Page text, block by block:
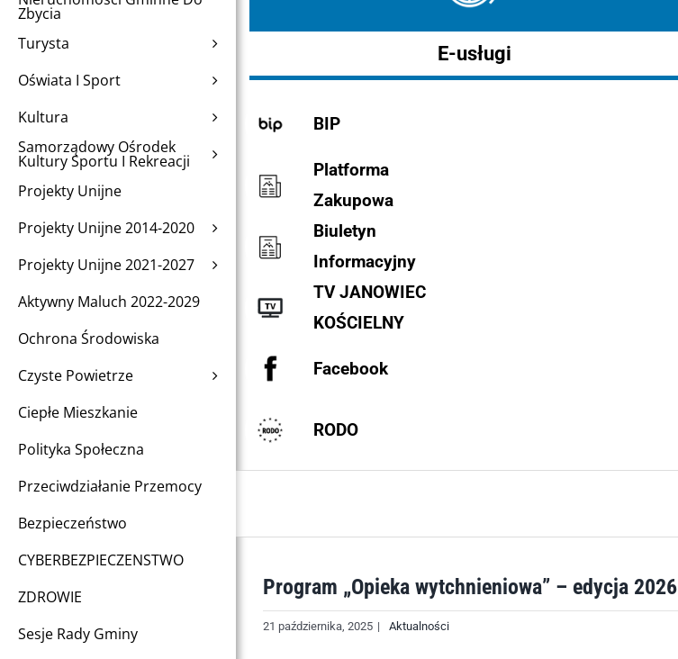
Zbycia
Turysta
Oświata I Sport
Kultura
Samorządowy Ośrodek
Kultury Sportu I Rekreacji
Projekty Unijne
Projekty Unijne 2014-2020
Projekty Unijne 2021-2027
Aktywny Maluch 2022-2029
Ochrona Środowiska
Czyste Powietrze
Ciepłe Mieszkanie
Polityka Społeczna
Przeciwdziałanie Przemocy
Bezpieczeństwo
CYBERBEZPIECZENSTWO
ZDROWIE
Sesje Rady Gminy
E-usługi
BIP
Platforma
Zakupowa
Biuletyn
Informacyjny
TV JANOWIEC
KOŚCIELNY
Facebook
RODO
Program „Opieka wytchnieniowa” – edycja 2026
21 października, 2025 | Aktualności